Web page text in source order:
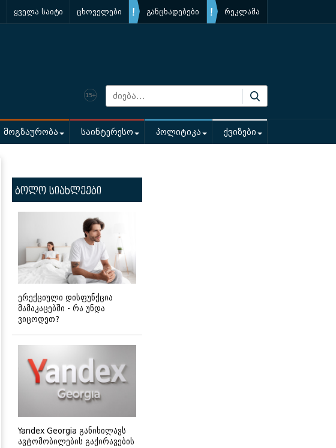
ყველა საიტი ცხოველები განცხადებები რეკლამა
მოგზაურობა საინტერესო პოლიტიკა ქვიზები
ბოლო სიახლეები
ერექციული დისფუნქცია
მამაკაცებში - რა უნდა
ვიცოდეთ?
Yandex Georgia განიხილავს
ავტომობილების გაქირავების